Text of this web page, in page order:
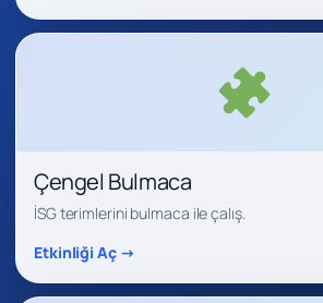
Çengel Bulmaca
İSG terimlerini bulmaca ile çalış.
Etkinliği Aç →